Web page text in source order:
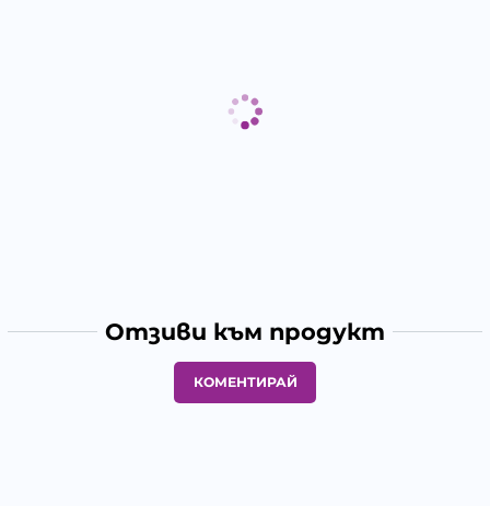
Отзиви към продукт
КОМЕНТИРАЙ